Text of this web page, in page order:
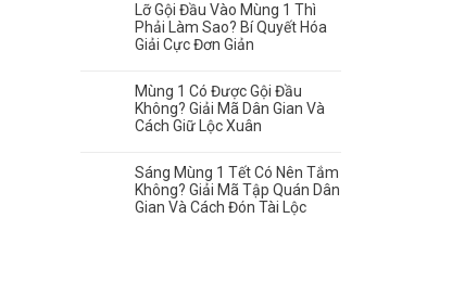
Lỡ Gội Đầu Vào Mùng 1 Thì
Phải Làm Sao? Bí Quyết Hóa
Giải Cực Đơn Giản
Mùng 1 Có Được Gội Đầu
Không? Giải Mã Dân Gian Và
Cách Giữ Lộc Xuân
Sáng Mùng 1 Tết Có Nên Tắm
Không? Giải Mã Tập Quán Dân
Gian Và Cách Đón Tài Lộc